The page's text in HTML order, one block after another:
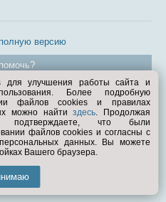
версию
1998—2026
улучшения работы сайта и
Более подробную
файлов cookies и правилах
можно найтиздесь. Продолжая
подтверждаете, что были
файлов cookies и согласны с
данных. Вы можете
Вашего браузера.